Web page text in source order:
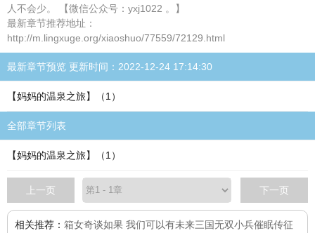
人不会少。 【微信公众号：yxj1022 。】
最新章节推荐地址：
http://m.lingxuge.org/xiaoshuo/77559/72129.html
最新章节预览 更新时间：2022-12-24 17:14:30
【妈妈的温泉之旅】（1）
全部章节列表
【妈妈的温泉之旅】（1）
上一页 下一页
相关推荐： 箱女奇谈如果 我们可以有未来三国无双小兵催眠传征